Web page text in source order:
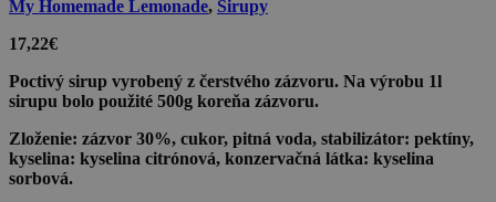
My Homemade Lemonade, Sirupy
17,22€
Poctivý sirup vyrobený z čerstvého zázvoru. Na výrobu 1l
sirupu bolo použité 500g koreňa zázvoru.
Zloženie: zázvor 30%, cukor, pitná voda, stabilizátor: pektíny,
kyselina: kyselina citrónová, konzervačná látka: kyselina
sorbová.